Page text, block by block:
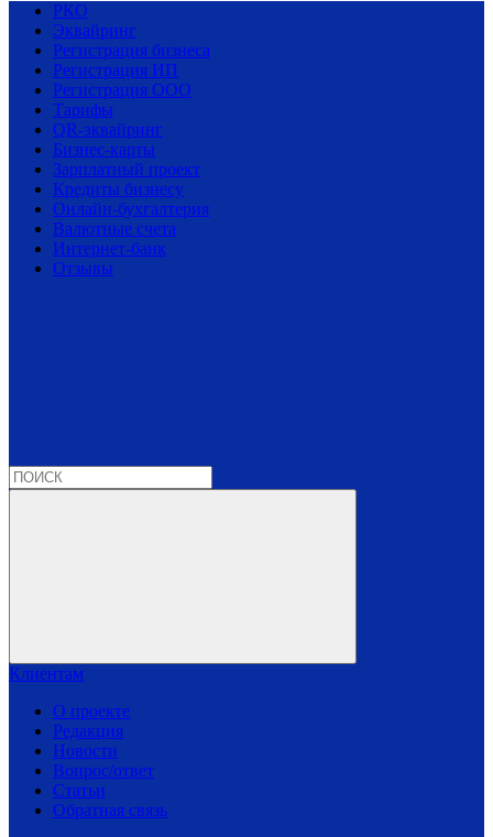
РКО
Эквайринг
Регистрация бизнеса
Регистрация ИП
Регистрация ООО
Тарифы
QR-эквайринг
Бизнес-карты
Зарплатный проект
Кредиты бизнесу
Онлайн-бухгалтерия
Валютные счета
Интернет-банк
Отзывы
Клиентам
О проекте
Редакция
Новости
Вопрос/ответ
Статьи
Обратная связь